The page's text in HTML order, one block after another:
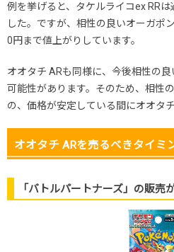
例を挙げると、タケルライコex RR
した。ですが、相性の良いオーガポ
0円まで値上がりしています。
オオタチ ARも同様に、今後相性の
可能性があります。そのため、相性
の、価格が安定している間にオオタ
オオタチ ARを売るべきタイミ
「バトルパートナーズ」の販売